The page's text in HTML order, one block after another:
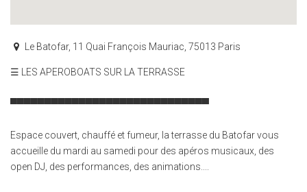
Le Batofar, 11 Quai François Mauriac, 75013 Paris
☰ LES APEROBOATS SUR LA TERRASSE
▀▀▀▀▀▀▀▀▀▀▀▀▀▀▀▀▀▀▀▀▀▀▀▀▀▀▀▀▀
Espace couvert, chauffé et fumeur, la terrasse du Batofar vous
accueille du mardi au samedi pour des apéros musicaux, des
open DJ, des performances, des animations....